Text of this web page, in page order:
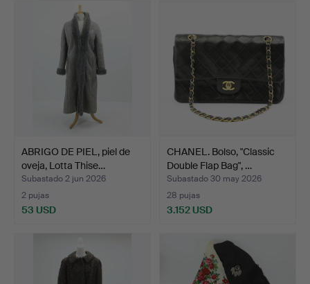
ABRIGO DE PIEL, piel de
oveja, Lotta Thise…
Subastado 2 jun 2026
2 pujas
53 USD
CHANEL. Bolso, "Classic
Double Flap Bag", …
Subastado 30 may 2026
28 pujas
3.152 USD